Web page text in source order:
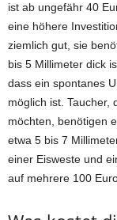
ist ab ungefähr 40
eine höhere
ziemlich gut, sie
bis 5 Millimeter dick
dass ein spontanes
möglich ist. Taucher,
möchten, benötigen
etwa 5 bis 7
einer Eisweste und
auf mehrere 100